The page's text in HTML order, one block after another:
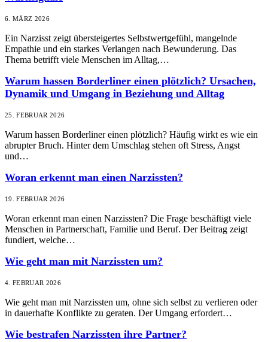
6. MÄRZ 2026
Ein Narzisst zeigt übersteigertes Selbstwertgefühl, mangelnde
Empathie und ein starkes Verlangen nach Bewunderung. Das
Thema betrifft viele Menschen im Alltag,…
Warum hassen Borderliner einen plötzlich? Ursachen,
Dynamik und Umgang in Beziehung und Alltag
25. FEBRUAR 2026
Warum hassen Borderliner einen plötzlich? Häufig wirkt es wie ein
abrupter Bruch. Hinter dem Umschlag stehen oft Stress, Angst
und…
Woran erkennt man einen Narzissten?
19. FEBRUAR 2026
Woran erkennt man einen Narzissten? Die Frage beschäftigt viele
Menschen in Partnerschaft, Familie und Beruf. Der Beitrag zeigt
fundiert, welche…
Wie geht man mit Narzissten um?
4. FEBRUAR 2026
Wie geht man mit Narzissten um, ohne sich selbst zu verlieren oder
in dauerhafte Konflikte zu geraten. Der Umgang erfordert…
Wie bestrafen Narzissten ihre Partner?